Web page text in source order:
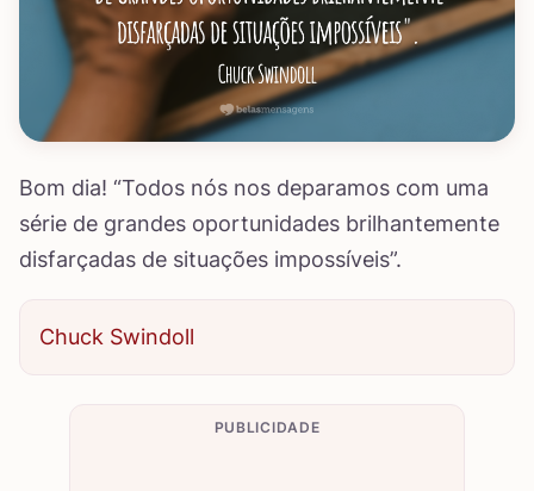
Bom dia! “Todos nós nos deparamos com uma
série de grandes oportunidades brilhantemente
disfarçadas de situações impossíveis”.
Chuck Swindoll
PUBLICIDADE